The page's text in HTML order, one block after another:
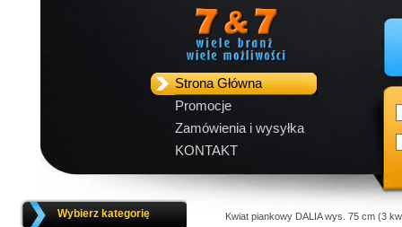
Strona Główna
Promocje
Zamówienia i wysyłka
KONTAKT
Wybierz kategorię Kwiat piankowy DALIA wys. 75 cm (3